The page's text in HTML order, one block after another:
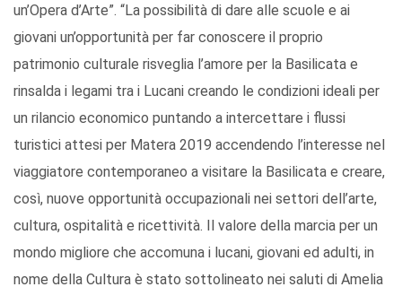
un’Opera d’Arte”. “La possibilità di dare alle scuole e ai
giovani un’opportunità per far conoscere il proprio
patrimonio culturale risveglia l’amore per la Basilicata e
rinsalda i legami tra i Lucani creando le condizioni ideali per
un rilancio economico puntando a intercettare i flussi
turistici attesi per Matera 2019 accendendo l’interesse nel
viaggiatore contemporaneo a visitare la Basilicata e creare,
così, nuove opportunità occupazionali nei settori dell’arte,
cultura, ospitalità e ricettività. Il valore della marcia per un
mondo migliore che accomuna i lucani, giovani ed adulti, in
nome della Cultura è stato sottolineato nei saluti di Amelia